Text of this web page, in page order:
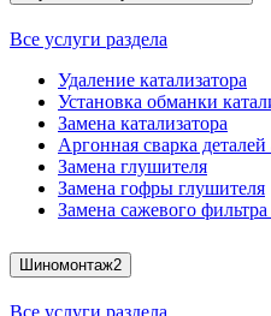
Все услуги раздела
Удаление катализатора
Установка обманки
Замена катализатора
Аргонная сварка
Замена глушителя
Замена гофры глушителя
Замена сажевого
Шиномонтаж2
Все услуги раздела